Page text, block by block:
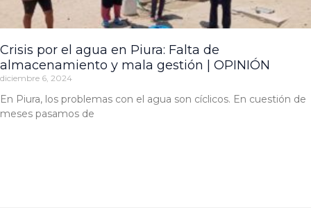
Crisis por el agua en Piura: Falta de
almacenamiento y mala gestión | OPINIÓN
diciembre 6, 2024
En Piura, los problemas con el agua son cíclicos. En cuestión de
meses pasamos de